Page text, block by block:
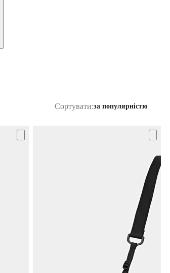
Сортувати:за популярністю